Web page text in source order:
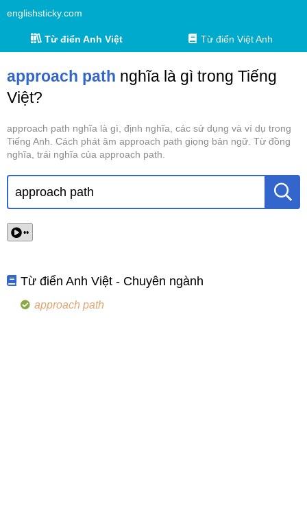
englishsticky.com
Từ điển Anh Việt Từ điển Việt Anh
approach path nghĩa là gì trong Tiếng
Việt?
approach path nghĩa là gì, định nghĩa, các sử dụng và ví dụ trong
Tiếng Anh. Cách phát âm approach path giọng bản ngữ. Từ đồng
nghĩa, trái nghĩa của approach path.
••
Từ điển Anh Việt - Chuyên ngành
approach path